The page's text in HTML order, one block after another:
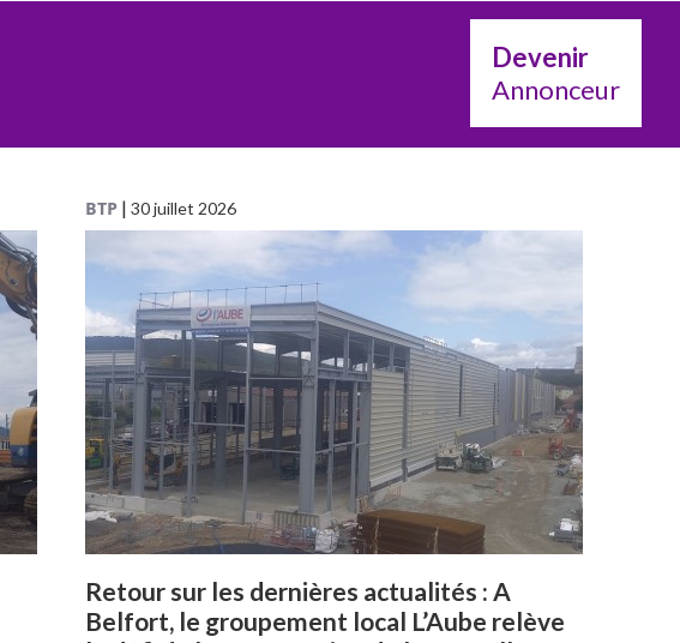
Devenir
Annonceur
BTP |30 juillet 2026
Retour sur les dernières actualités : A
Belfort, le groupement local L’Aube relève